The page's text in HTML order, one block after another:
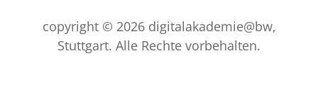
copyright © 2026 digitalakademie@bw,
Stuttgart. Alle Rechte vorbehalten.